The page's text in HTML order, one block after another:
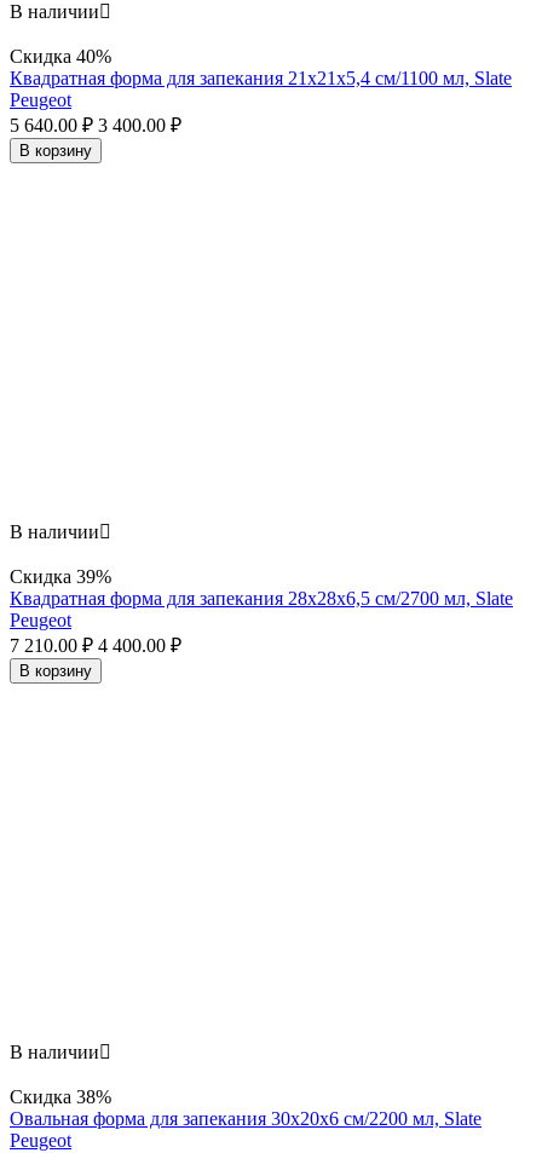
В наличии
Скидка 40%
Квадратная форма для запекания 21х21x5,4 см/1100 мл, Slate
Peugeot
5 640.00 ₽ 3 400.00 ₽
В корзину
В наличии
Скидка 39%
Квадратная форма для запекания 28х28x6,5 см/2700 мл, Slate
Peugeot
7 210.00 ₽ 4 400.00 ₽
В корзину
В наличии
Скидка 38%
Овальная форма для запекания 30х20x6 см/2200 мл, Slate
Peugeot